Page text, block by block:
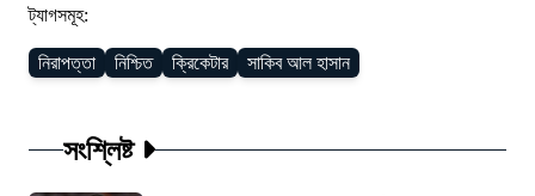
ট্যাগসমূহ:
নিরাপত্তা নিশ্চিত ক্রিকেটার সাকিব আল হাসান
সংশ্লিষ্ট